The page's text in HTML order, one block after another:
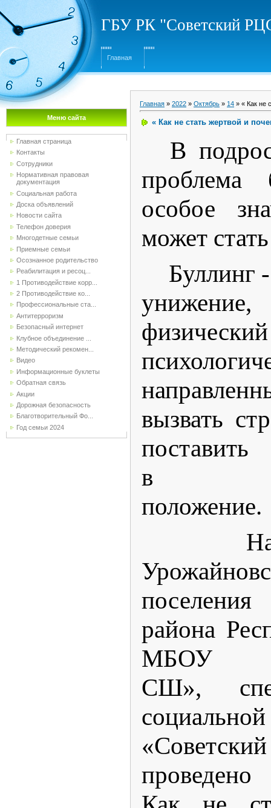
ГБУ РК "Советский
Главная
Меню сайта
Главная страница
Контакты
Сотрудники
Нормативная правовая
документация
Социальная работа
Доска объявлений
Новости сайта
Телефон доверия
Многодетные семьи
Приемные семьи
Осознанное родительство
Реабилитация и ресоц...
1 Противодействие корр...
2 Противодействие ко...
Профессиональные ста...
Антитерроризм
Безопасный интернет
Клубное объединение ...
Методический рекомен...
Видео
Информационные буклеты
Обратная связь
Акции
Дорожная безопасность
Благотворительный Фо...
Год семьи 2024
Главная » 2022 » Октябрь » 14 » « Как не
« Как не стать жертвой и
В
проблема
особое
может
Буллинг
вызвать
в
положение.
На
района
МБОУ
СШ»,